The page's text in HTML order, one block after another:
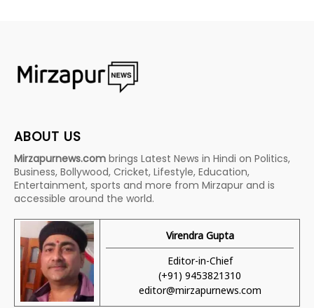
ABOUT US
Mirzapurnews.com brings Latest News in Hindi on Politics,
Business, Bollywood, Cricket, Lifestyle, Education,
Entertainment, sports and more from Mirzapur and is
accessible around the world.
Virendra Gupta
Editor-in-Chief
(+91) 9453821310
editor@mirzapurnews.com